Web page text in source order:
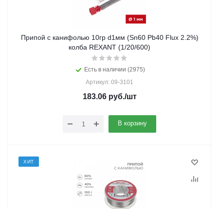
Припой с канифолью 10гр d1мм (Sn60 Pb40 Flux 2.2%)
колба REXANT (1/20/600)
Есть в наличии (2975)
Артикул: 09-3101
183.06руб./шт
В корзину
ХИТ